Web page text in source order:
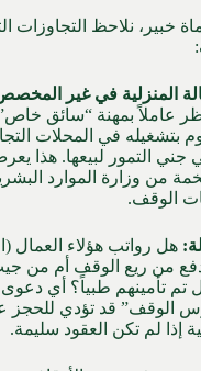
خبير، نلاحظ التجاوزات
المنزلية في غير
عاملاً بمهنة “سائق
بتشغيله في المحلات
جني التمور لبيعها. هذا
من وزارة الموارد
الوقف.
هل رواتب هؤلاء العمال
من ريع الوقف أم من
تم تأمينهم طبياً؟ أي دعوى
الوقف” قد تؤدي للحجز
إذا لم تكن العقود سليمة.